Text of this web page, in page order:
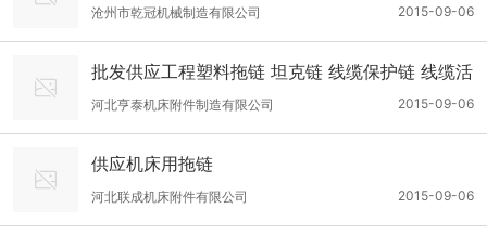
却水管 带开关磁力座冷却水管
2015-09-06
沧州市乾冠机械制造有限公司
批发供应工程塑料拖链 坦克链 线缆保护链 线缆活
动槽等机床附件产品
2015-09-06
河北亨泰机床附件制造有限公司
供应机床用拖链
2015-09-06
河北联成机床附件有限公司